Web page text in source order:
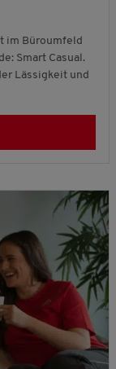
im Büroumfeld
Smart Casual.
Lässigkeit und